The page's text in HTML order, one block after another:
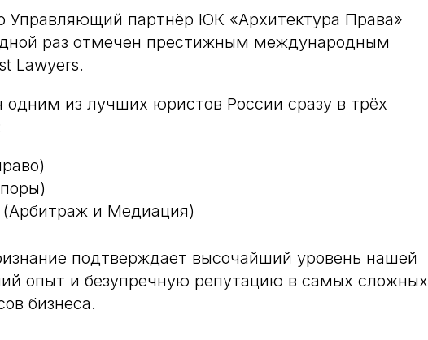
партнёр ЮК «Архитектура Права»
раз отмечен престижным международным
Lawyers.
одним из лучших юристов России сразу в трёх
(Арбитраж и Медиация)
подтверждает высочайший уровень нашей
опыт и безупречную репутацию в самых сложных
бизнеса.